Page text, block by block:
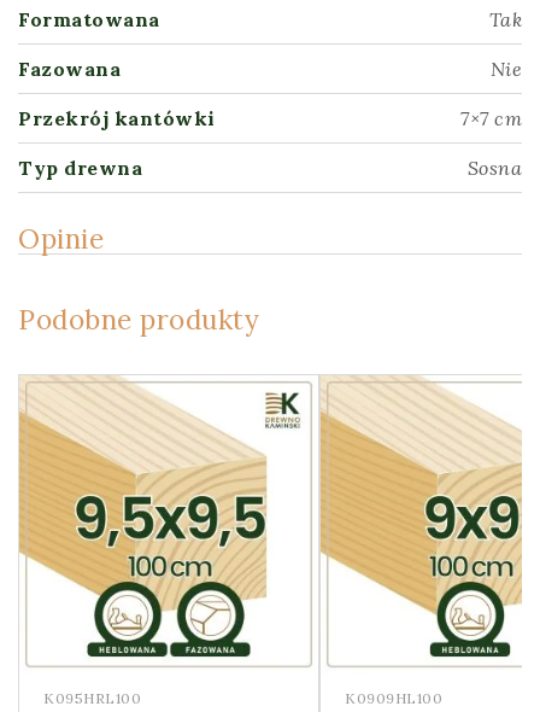
Formatowana Tak
Fazowana Nie
Przekrój kantówki 7×7 cm
Typ drewna Sosna
Opinie
Podobne produkty
K095HRL100 K0909HL100